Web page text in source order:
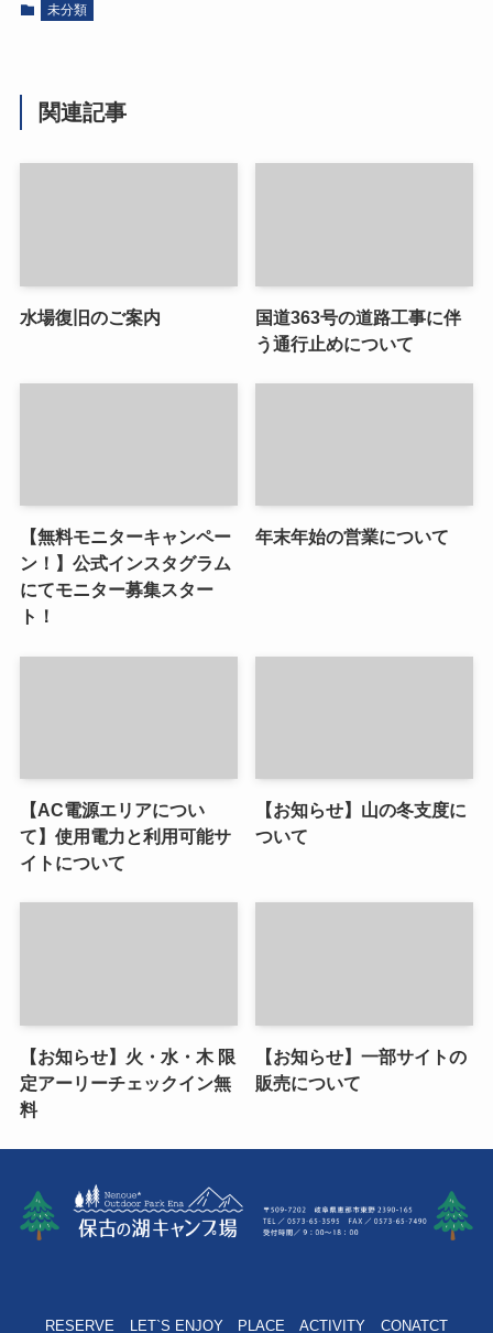
未分類
関連記事
水場復旧のご案内
国道363号の道路工事に伴
う通行止めについて
【無料モニターキャンペー
ン！】公式インスタグラム
にてモニター募集スター
ト！
年末年始の営業について
【AC電源エリアについ
て】使用電力と利用可能サ
イトについて
【お知らせ】山の冬支度に
ついて
【お知らせ】火・水・木 限
定アーリーチェックイン無
料
【お知らせ】一部サイトの
販売について
RESERVE LET`S ENJOY PLACE ACTIVITY CONATCT